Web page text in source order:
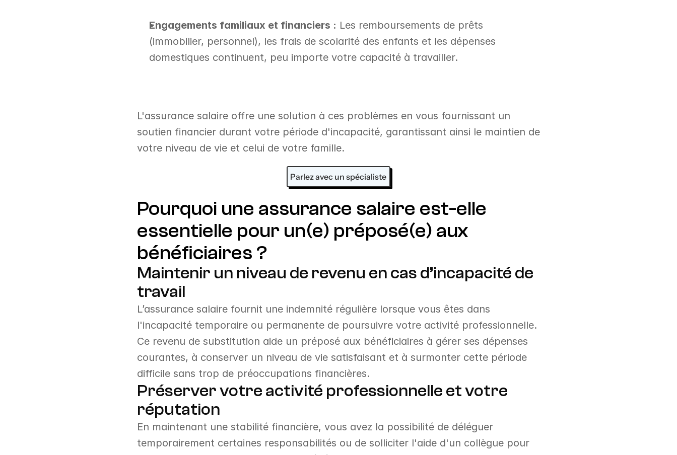
Engagements familiaux et financiers : Les remboursements de prêts
(immobilier, personnel), les frais de scolarité des enfants et les dépenses
domestiques continuent, peu importe votre capacité à travailler.
L'assurance salaire offre une solution à ces problèmes en vous fournissant un
soutien financier durant votre période d'incapacité, garantissant ainsi le maintien de
votre niveau de vie et celui de votre famille.
Parlez avec un spécialiste
Pourquoi une assurance salaire est-elle
essentielle pour un(e) préposé(e) aux
bénéficiaires ?
Maintenir un niveau de revenu en cas d’incapacité de
travail
L’assurance salaire fournit une indemnité régulière lorsque vous êtes dans
l'incapacité temporaire ou permanente de poursuivre votre activité professionnelle.
Ce revenu de substitution aide un préposé aux bénéficiaires à gérer ses dépenses
courantes, à conserver un niveau de vie satisfaisant et à surmonter cette période
difficile sans trop de préoccupations financières.
Préserver votre activité professionnelle et votre
réputation
En maintenant une stabilité financière, vous avez la possibilité de déléguer
temporairement certaines responsabilités ou de solliciter l'aide d'un collègue pour